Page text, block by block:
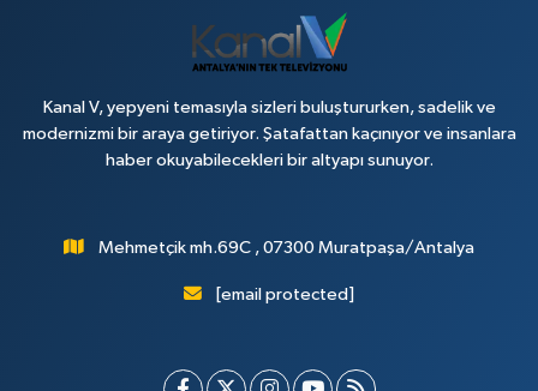
Kanal V, yepyeni temasıyla sizleri buluştururken, sadelik ve
modernizmi bir araya getiriyor. Şatafattan kaçınıyor ve insanlara
haber okuyabilecekleri bir altyapı sunuyor.
Mehmetçik mh.69C , 07300 Muratpaşa/Antalya
[email protected]